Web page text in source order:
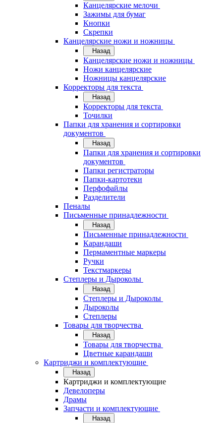
Канцелярские мелочи
Зажимы для бумаг
Кнопки
Скрепки
Канцелярские ножи и ножницы
Назад
Канцелярские ножи и ножницы
Ножи канцелярские
Ножницы канцелярские
Корректоры для текста
Назад
Корректоры для текста
Точилки
Папки для хранения и сортировки
документов
Назад
Папки для хранения и сортировки
документов
Папки регистраторы
Папки-картотеки
Перфофайлы
Разделители
Пеналы
Письменные принадлежности
Назад
Письменные принадлежности
Карандаши
Пермаментные маркеры
Ручки
Текстмаркеры
Степлеры и Дыроколы
Назад
Степлеры и Дыроколы
Дыроколы
Степлеры
Товары для творчества
Назад
Товары для творчества
Цветные карандаши
Картриджи и комплектующие
Назад
Картриджи и комплектующие
Девелоперы
Драмы
Запчасти и комплектующие
Назад